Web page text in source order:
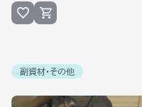
副資材・その他